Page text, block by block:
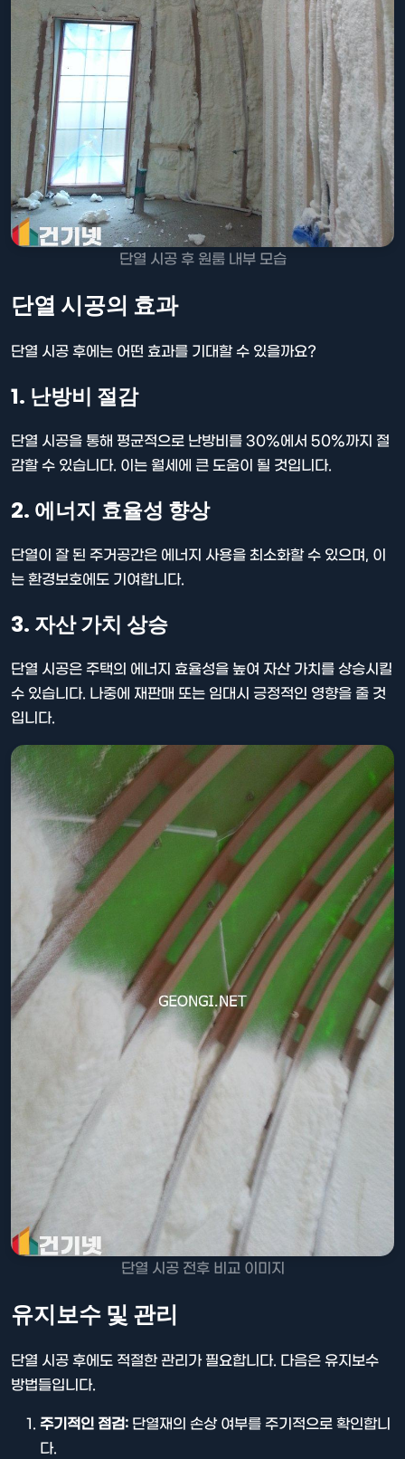
단열 시공 후 원룸 내부 모습
단열 시공의 효과
단열 시공 후에는 어떤 효과를 기대할 수 있을까요?
1. 난방비 절감
단열 시공을 통해 평균적으로 난방비를 30%에서 50%까지 절
감할 수 있습니다. 이는 월세에 큰 도움이 될 것입니다.
2. 에너지 효율성 향상
단열이 잘 된 주거공간은 에너지 사용을 최소화할 수 있으며, 이
는 환경보호에도 기여합니다.
3. 자산 가치 상승
단열 시공은 주택의 에너지 효율성을 높여 자산 가치를 상승시킬
수 있습니다. 나중에 재판매 또는 임대시 긍정적인 영향을 줄 것
입니다.
단열 시공 전후 비교 이미지
유지보수 및 관리
단열 시공 후에도 적절한 관리가 필요합니다. 다음은 유지보수
방법들입니다.
주기적인 점검: 단열재의 손상 여부를 주기적으로 확인합니
다.